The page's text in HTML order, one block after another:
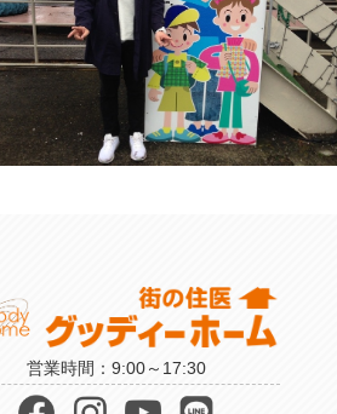
営業時間：9:00～17:30